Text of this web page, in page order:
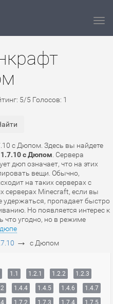
5/5 Голосов: 1
с Дюпом. Здесь вы найдете
с Дюпом . Сервера
дюп означает, что на этих
вещи. Обычно,
на таких серверах с
Minecraft, если вы
удержаться, пропадает быстро
Но появляется интерес к
что угодно, но в режиме
→ с Дюпом
1.1 1.2.1 1.2.2
1.2.3
1.4.4 1.4.5 1.4.6
1.4.7
1.7.2 1.7.3 1.7.4
1.7.5